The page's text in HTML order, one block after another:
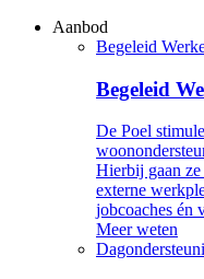
Overslaan
Hoofdnavigatie
Aanbod
Begeleid
Begeleid
De Poel
Hierbij gaan ze
externe
jobcoaches én
Meer weten